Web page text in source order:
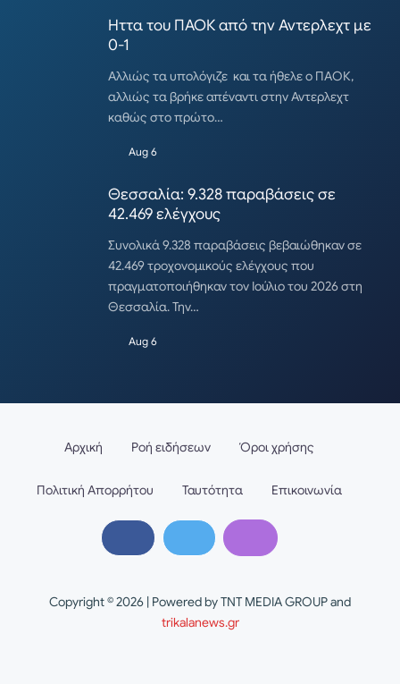
Ηττα του ΠΑΟΚ από την Αντερλεχτ με
0-1
Αλλιώς τα υπολόγιζε και τα ήθελε ο ΠΑΟΚ,
αλλιώς τα βρήκε απέναντι στην Αντερλεχτ
καθώς στο πρώτο…
Aug 6
Θεσσαλία: 9.328 παραβάσεις σε
42.469 ελέγχους
Συνολικά 9.328 παραβάσεις βεβαιώθηκαν σε
42.469 τροχονομικούς ελέγχους που
πραγματοποιήθηκαν τον Ιούλιο του 2026 στη
Θεσσαλία. Την…
Aug 6
Copyright © 2026 | Powered by TNT MEDIA GROUP and
trikalanews.gr
Αρχική Ροή ειδήσεων Όροι χρήσης
Πολιτική Απορρήτου Ταυτότητα Επικοινωνία